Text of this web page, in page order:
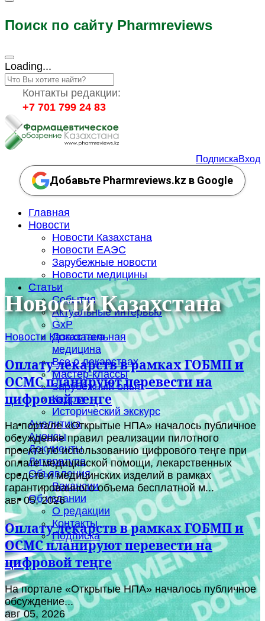
Поиск по сайту Pharmreviews
Loading...
Контакты редакции:
+7 701 799 24 83
ПодпискаВход
Добавьте Pharmreviews.kz в Google
Главная
Новости
Новости Казахстана
Новости ЕАЭС
Зарубежные новости
Новости медицины
Статьи
События
Актуальные интервью
GxP
Доказательная
медицина
Все о лекарствах
Мастер-классы
Зарубежный опыт
Кадры
Исторический экскурс
Аналитика
Анонсы
Документы
Литература
Объявления
Вакансии
Об издании
О редакции
Контакты
Подписка
Новости Казахстана
Новости Казахстана
Оплату лекарств в рамках ГОБМП и
ОСМС планируют перевести на
цифровой теңге
На портале «Открытые НПА» началось публичное
обсуждение правил реализации пилотного
проекта по использованию цифрового теңге при
оплате медицинской помощи, лекарственных
средств и медицинских изделий в рамках
гарантированного объема бесплатной м...
авг 05, 2026
Оплату лекарств в рамках ГОБМП и
ОСМС планируют перевести на
цифровой теңге
На портале «Открытые НПА» началось публичное
обсуждение...
авг 05, 2026